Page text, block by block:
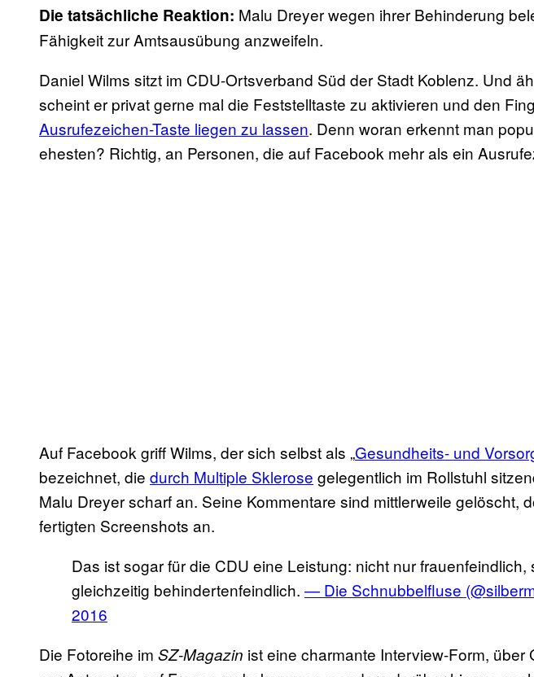
Die tatsächliche Reaktion: Malu Dreyer wegen ihrer Behinderung
Fähigkeit zur Amtsausübung anzweifeln.
Daniel Wilms sitzt im CDU-Ortsverband Süd der Stadt Koblenz. Und
scheint er privat gerne mal die Feststelltaste zu aktivieren und den
Ausrufezeichen-Taste liegen zu lassen. Denn woran erkennt man
ehesten? Richtig, an Personen, die auf Facebook mehr als ein
Auf Facebook griff Wilms, der sich selbst als „Gesundheits- und
bezeichnet, die durch Multiple Sklerose gelegentlich im Rollstuhl
Malu Dreyer scharf an. Seine Kommentare sind mittlerweile gelöscht,
fertigten Screenshots an.
Das ist sogar für die CDU eine Leistung: nicht nur frauenfeindlich,
gleichzeitig behindertenfeindlich. — Die Schnubbelfluse
2016
Die Fotoreihe im SZ-Magazin ist eine charmante Interview-Form, über